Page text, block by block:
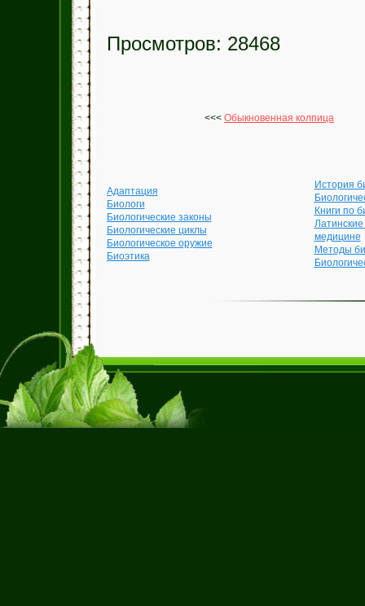
Просмотров: 28468
<<< Обыкновенная колпица
Адаптация
Биологи
Биологические законы
Биологические циклы
Биологическое оружие
Биоэтика
История
Книги по
медицине
Методы